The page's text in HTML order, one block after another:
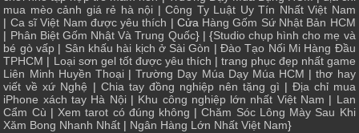
mua mèo cảnh giá rẻ hà nội |Công Ty Luật Uy Tín Nhất Việt Nam
| Ca sĩ Việt Nam được yêu thích | Cửa Hàng Gốm Sứ Nhật Bản HCM
| Phân Biệt Gốm Nhật Và Trung Quốc} | {Studio chụp hình cho mẹ và
bé gò vấp | Sân khấu hài kịch ở Sài Gòn |Đào Tạo Nối Mi Hàng Đầu
TPHCM | Loại sơn gel tốt được yêu thích | trang phục đẹp nhất game
Liên Minh Huyền Thoại|Trường Dạy Múa Dạy Múa HCM |thơ hay
viết về xứ Nghệ | Chia tay đồng nghiệp nên tặng gì | Địa chỉ mua
iPhone xách tay Hà Nội| Khu công nghiệp lớn nhất Việt Nam | Lan
Cẩm Cù | Xem tarot có đúng không |Chăm Sóc Lông Mày Sau Khi
Xăm Bong Nhanh Nhất | Ngân Hàng Lớn Nhất Việt Nam}